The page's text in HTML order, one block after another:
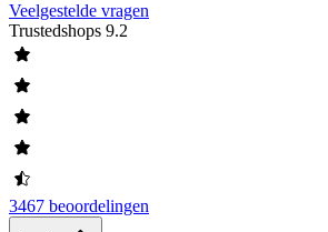
Veelgestelde vragen
Trustedshops 9.2
3467 beoordelingen